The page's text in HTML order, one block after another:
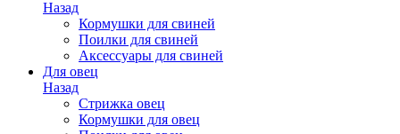
Назад
Кормушки для свиней
Поилки для свиней
Аксессуары для свиней
Для овец
Назад
Стрижка овец
Кормушки для овец